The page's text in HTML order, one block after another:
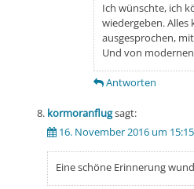
Ich wünschte, ich
wiedergeben.
ausgesprochen,
Und von
Antworten
kormoranflugsagt:
16. November 2016 um
Eine schöne Erinnerung